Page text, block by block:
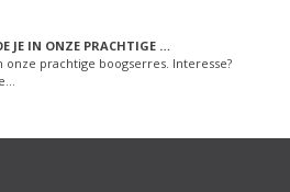
JE IN ONZE PRACHTIGE …
prachtige boogserres. Interesse?